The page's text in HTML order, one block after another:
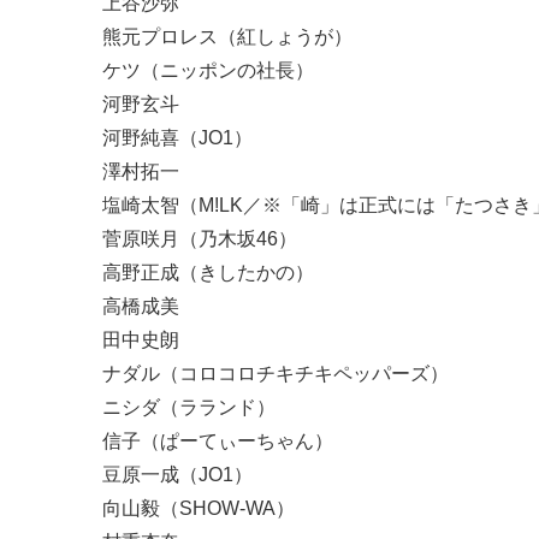
熊元プロレス（紅しょうが）
ケツ（ニッポンの社長）
河野玄斗
河野純喜（JO1）
澤村拓一
塩崎太智（M!LK／※「崎」は正式には「たつさき
菅原咲月（乃木坂46）
高野正成（きしたかの）
高橋成美
田中史朗
ナダル（コロコロチキチキペッパーズ）
ニシダ（ラランド）
信子（ぱーてぃーちゃん）
豆原一成（JO1）
向山毅（SHOW-WA）